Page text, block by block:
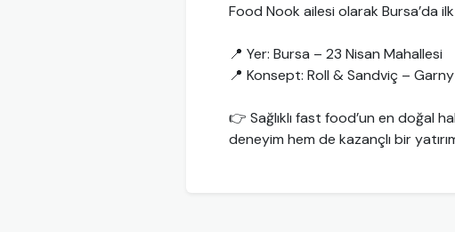
Food Nook ailesi olarak Bursa’da
📍 Yer: Bursa – 23 Nisan Mahallesi
📍 Konsept: Roll & Sandviç –
👉 Sağlıklı fast food’un en doğal
deneyim hem de kazançlı bir